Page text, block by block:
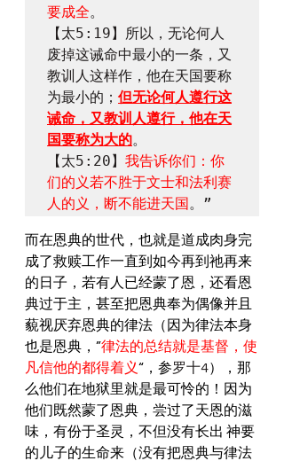
要成全。
【太5:19】所以，无论何人
废掉这诫命中最小的一条，又
教训人这样作，他在天国要称
为最小的； 但无论何人遵行这
诫命，又教训人遵行，他在天
国要称为大的。
【太5:20】 我告诉你们：你
们的义若不胜于文士和法利赛
人的义，断不能进天国。”
​而在恩典的世代，也就是道成肉身完
成了救赎工作一直到如今再到祂再来
的日子，若有人已经蒙了恩，还看恩
典过于主，甚至把恩典奉为偶像并且
藐视厌弃恩典的律法（因为律法本身
也是恩典，”律法的总结就是基督，使
凡信他的都得着义“，参罗十4），那
么他们在地狱里就是最可怜的！因为
他们既然蒙了恩典，尝过了天恩的滋
味，有份于圣灵，不但没有长出 神要
的儿子的生命来（没有把恩典与律法